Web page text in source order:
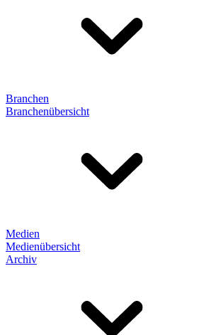
Branchen
Branchenübersicht
Medien
Medienübersicht
Archiv